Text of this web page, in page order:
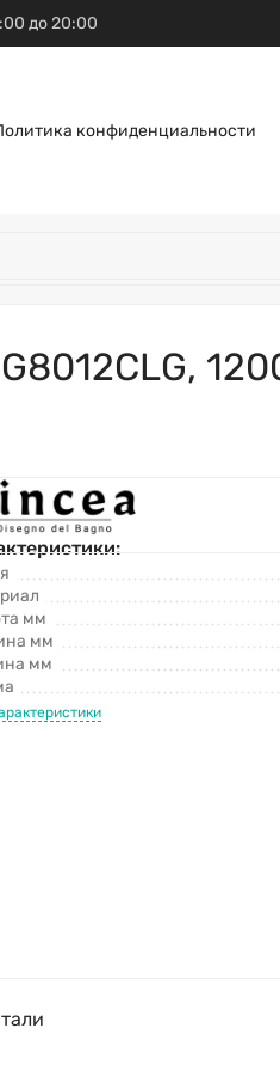
до 20:00
конфиденциальности
мм
мм
мм